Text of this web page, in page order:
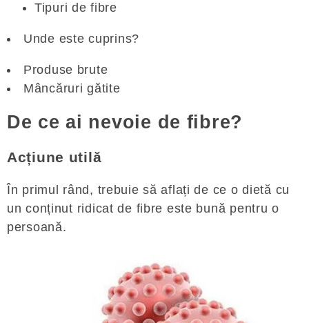
Tipuri de fibre
Unde este cuprins?
Produse brute
Mâncăruri gătite
De ce ai nevoie de fibre?
Acțiune utilă
În primul rând, trebuie să aflați de ce o dietă cu
un conținut ridicat de fibre este bună pentru o
persoană.